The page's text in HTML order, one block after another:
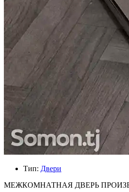
Тип: Двери
МЕЖКОМНАТНАЯ ДВЕРЬ